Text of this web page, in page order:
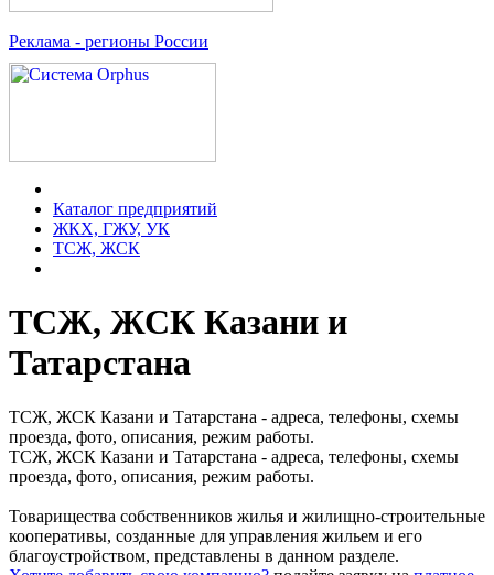
Реклама - регионы России
Каталог предприятий
ЖКХ, ГЖУ, УК
ТСЖ, ЖСК
ТСЖ, ЖСК Казани и
Татарстана
ТСЖ, ЖСК Казани и Татарстана - адреса, телефоны, схемы
проезда, фото, описания, режим работы.
ТСЖ, ЖСК Казани и Татарстана - адреса, телефоны, схемы
проезда, фото, описания, режим работы.
Товарищества собственников жилья и жилищно-строительные
кооперативы, созданные для управления жильем и его
благоустройством, представлены в данном разделе.